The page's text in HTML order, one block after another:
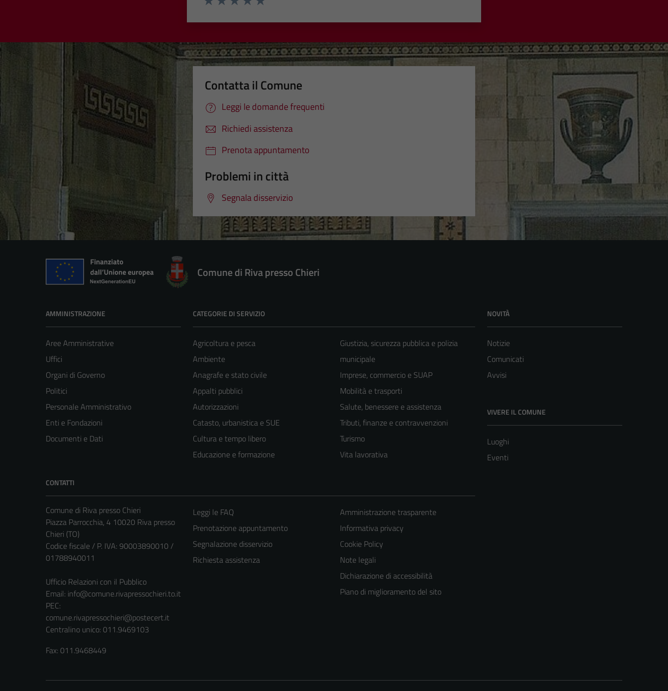
Contatta il Comune
Leggi le domande frequenti
Richiedi assistenza
Prenota appuntamento
Problemi in città
Segnala disservizio
Comune di Riva presso Chieri
AMMINISTRAZIONE
Aree Amministrative
Uffici
Organi di Governo
Politici
Personale Amministrativo
Enti e Fondazioni
Documenti e Dati
CATEGORIE DI SERVIZIO
Agricoltura e pesca
Ambiente
Anagrafe e stato civile
Appalti pubblici
Autorizzazioni
Catasto, urbanistica e SUE
Cultura e tempo libero
Educazione e formazione
Giustizia, sicurezza pubblica e polizia
municipale
Imprese, commercio e SUAP
Mobilità e trasporti
Salute, benessere e assistenza
Tributi, finanze e contravvenzioni
Turismo
Vita lavorativa
NOVITÀ
Notizie
Comunicati
Avvisi
VIVERE IL COMUNE
Luoghi
Eventi
CONTATTI
Comune di Riva presso Chieri
Piazza Parrocchia, 4 10020 Riva presso
Chieri (TO)
Codice fiscale / P. IVA: 90003890010 /
01788940011
Ufficio Relazioni con il Pubblico
Email: info@comune.rivapressochieri.to.it
PEC:
comune.rivapressochieri@postecert.it
Centralino unico: 011.9469103
Fax: 011.9468449
Leggi le FAQ
Prenotazione appuntamento
Segnalazione disservizio
Richiesta assistenza
Amministrazione trasparente
Informativa privacy
Cookie Policy
Note legali
Dichiarazione di accessibilità
Piano di miglioramento del sito
possono